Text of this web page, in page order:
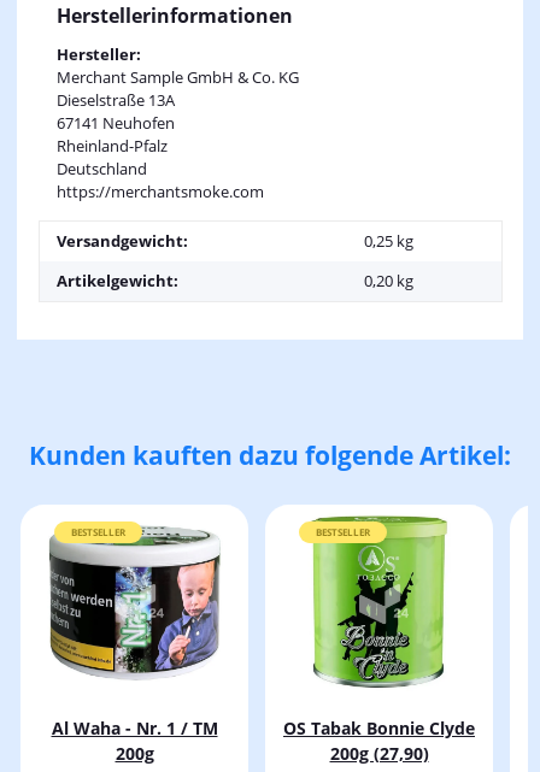
Herstellerinformationen
Hersteller:
Merchant Sample GmbH & Co. KG
Dieselstraße 13A
67141 Neuhofen
Rheinland-Pfalz
Deutschland
https://merchantsmoke.com
Versandgewicht:
0,25 kg
Artikelgewicht:
0,20 kg
Kunden kauften dazu folgende Artikel:
BESTSELLER
Al Waha - Nr. 1 / TM
200g
BESTSELLER
OS Tabak Bonnie Clyde
200g (27,90)